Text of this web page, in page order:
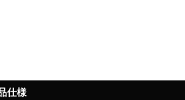
仕様